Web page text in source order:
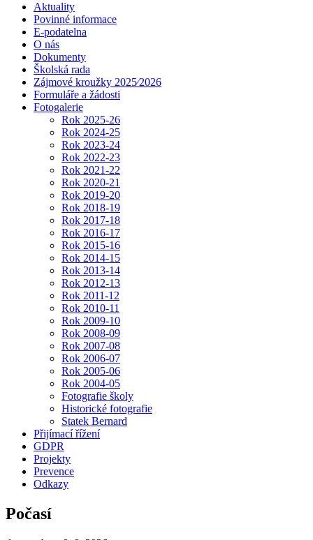
Aktuality
Povinné informace
E-podatelna
O nás
Dokumenty
Školská rada
Zájmové kroužky 2025⁄2026
Formuláře a žádosti
Fotogalerie
Rok 2025-26
Rok 2024-25
Rok 2023-24
Rok 2022-23
Rok 2021-22
Rok 2020-21
Rok 2019-20
Rok 2018-19
Rok 2017-18
Rok 2016-17
Rok 2015-16
Rok 2014-15
Rok 2013-14
Rok 2012-13
Rok 2011-12
Rok 2010-11
Rok 2009-10
Rok 2008-09
Rok 2007-08
Rok 2006-07
Rok 2005-06
Rok 2004-05
Fotografie školy
Historické fotografie
Statek Bernard
Přijímací řížení
GDPR
Projekty
Prevence
Odkazy
Počasí